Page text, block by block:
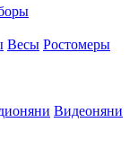
Весы Ростомеры
Видеоняни